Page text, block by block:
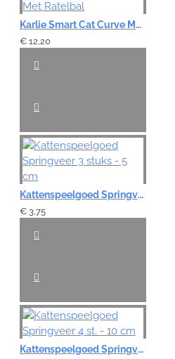
Karlie Smart Cat Curve Met Ratelbal
€ 12,20
Kattenspeelgoed Springveer 3 stuks - 5 cm
€ 3,75
Kattenspeelgoed Springveer 4 st. - 10 cm